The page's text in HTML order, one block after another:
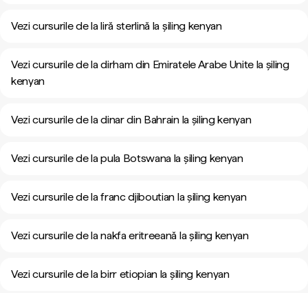
Vezi cursurile de la liră sterlină la șiling kenyan
Vezi cursurile de la dirham din Emiratele Arabe Unite la șiling
kenyan
Vezi cursurile de la dinar din Bahrain la șiling kenyan
Vezi cursurile de la pula Botswana la șiling kenyan
Vezi cursurile de la franc djiboutian la șiling kenyan
Vezi cursurile de la nakfa eritreeană la șiling kenyan
Vezi cursurile de la birr etiopian la șiling kenyan